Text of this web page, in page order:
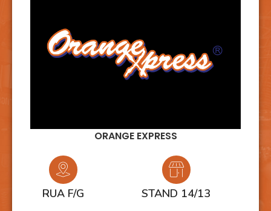
ORANGE EXPRESS
RUA F/G STAND 14/13